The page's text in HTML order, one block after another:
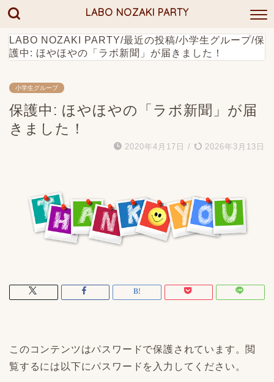
LABO NOZAKI PARTY
LABO NOZAKI PARTY/最近の投稿/小学生グループ/保
護中: ほやほやの「ラボ新聞」が届きました！
小学生グループ
保護中: ほやほやの「ラボ新聞」が届
きました！
2020年4月17日 / 2026年3月13日
このコンテンツはパスワードで保護されています。閲
覧するには以下にパスワードを入力してください。